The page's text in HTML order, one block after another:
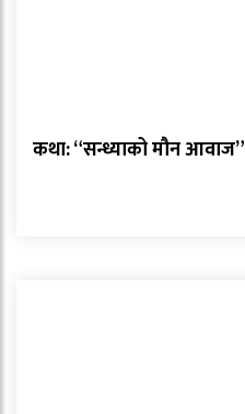
कथा: “सन्ध्याको मौन आवाज”